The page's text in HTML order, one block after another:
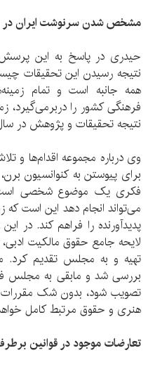
مشخص شدن سرنوشت ایران در
حیدری در پاسخ به این پرسش
نتیجه رسیدن این تحقیقات
همه جانبه است و تمام
فرهنگی کشور را دربرمی‌گیرد،
نتیجه تحقیقات و پژوهش در
وی درباره مجموعه اقدام‌ها و
برای پیوستن به کنوانسیون
فکری یک موضوع شخصی است،
می‌تواند انجام دهد این است
پدیدآورنده را فراهم کند. در
تهیه و به مجلس تقدیم کرد.
بررسی شد و مابقی به مجلس
تصویب شود، بدون شک مقررات
هنری و حقوق مرتبط کامل
تعارضات موجود در قوانین